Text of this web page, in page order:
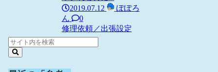
2019.07.12
ぽぽろ
ん
0
修理依頼／出張設定